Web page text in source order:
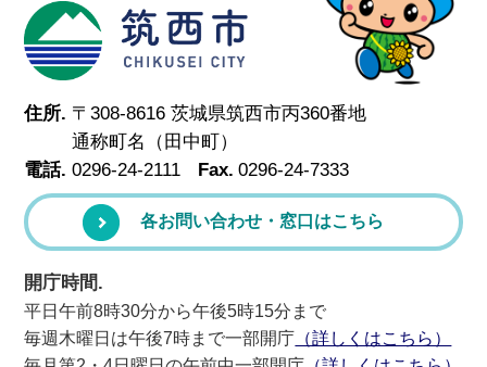
筑西市
住所. 〒308-8616 茨城県筑西市丙360番地
通称町名（田中町）
電話. 0296-24-2111 Fax. 0296-24-7333
各お問い合わせ・窓口はこちら
開庁時間.
平日午前8時30分から午後5時15分まで
毎週木曜日は午後7時まで一部開庁 （詳しくはこちら）